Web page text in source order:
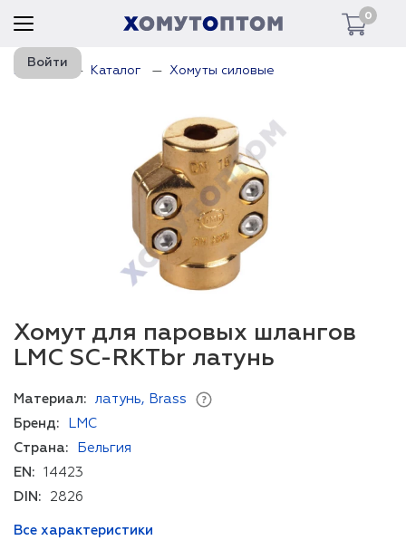
0
Войти
Главная Каталог Хомуты силовые
Хомут для паровых шлангов
LMC SC-RKTbr латунь
Материал:
латунь, Brass
Бренд:
LMC
Страна:
Бельгия
EN:
14423
DIN:
2826
Все характеристики